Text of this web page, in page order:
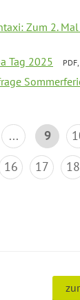
Zum 2.
Tag 2025
... 9
16 17 18